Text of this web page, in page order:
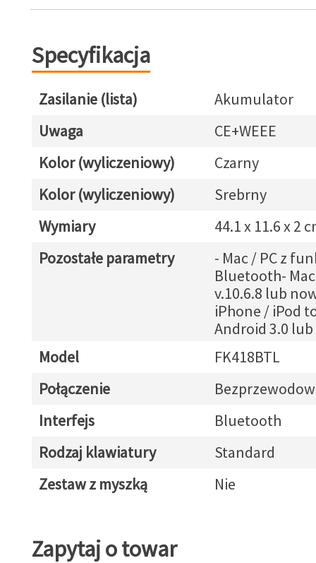
Specyfikacja
Zasilanie (lista)
Akumulator
Uwaga
CE+WEEE
Kolor (wyliczeniowy)
Czarny
Kolor (wyliczeniowy)
Srebrny
Wymiary
44.1 x 11.6 x 2
Pozostałe parametry
- Mac / PC z
Bluetooth- Mac
v.10.6.8 lub
iPhone / iPod
Android 3.0
Model
FK418BTL
Połączenie
Interfejs
Bluetooth
Rodzaj klawiatury
Standard
Zestaw z myszką
Nie
Zapytaj o towar
Zapytaj o towar